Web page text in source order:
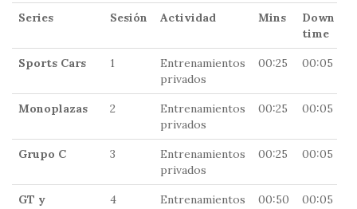
Series Sesión Actividad Mins
Down
time
Sports Cars 1
Entrenamientos
privados
00:25 00:05
Monoplazas 2
Entrenamientos
privados
00:25 00:05
Grupo C 3
Entrenamientos
privados
00:25 00:05
GT y
4
Entrenamientos
00:50 00:05